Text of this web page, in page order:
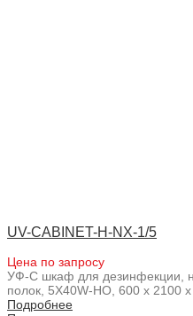
UV-CABINET-H-NX-1/5
Цена по запросу
УФ-С шкаф для дезинфекции,
полок, 5X40W-HO, 600 x 2100
Подробнее